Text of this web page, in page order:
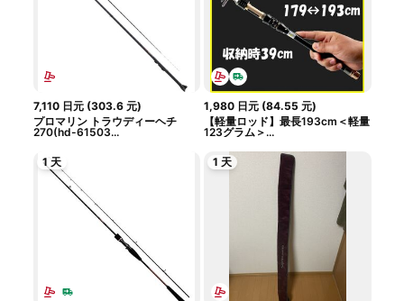
7,110 日元(303.6 元)
プロマリン トラウディーヘチ
270(hd-61503...
1,980 日元 (84.55 元)
【軽量ロッド】最長193cm＜軽量
123グラム＞...
1 天 1 天